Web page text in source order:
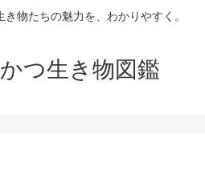
き物たちの魅力を、わかりやすく。
つ生き物図鑑